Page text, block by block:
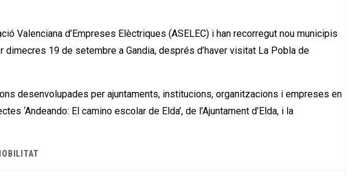
Valenciana d’Empreses Elèctriques (ASELEC) i han recorregut nou municipis
19 de setembre a Gandia, després d’haver visitat La Pobla de
desenvolupades per ajuntaments, institucions, organitzacions i empreses en
‘Andeando: El camino escolar de Elda’, de l’Ajuntament d’Elda, i la